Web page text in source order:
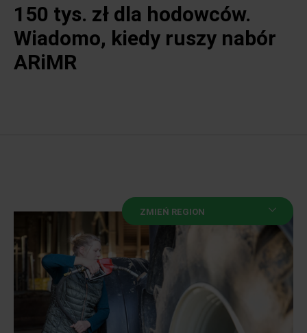
150 tys. zł dla hodowców.
Wiadomo, kiedy ruszy nabór
ARiMR
ZMIEŃ REGION